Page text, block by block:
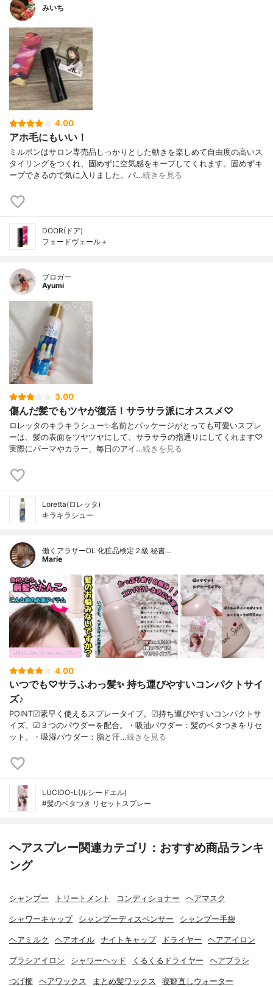
みいち
4.00
アホ毛にもいい！
ミルボンはサロン専売品しっかりとした動きを楽しめて自由度の高いス
タイリングをつくれ、固めずに空気感をキープしてくれます。固めずキ
ープできるので気に入りました。パ…続きを見る
DOOR(ドア)
フェードヴェール＋
ブロガー
Ayumi
3.00
傷んだ髪でもツヤが復活！サラサラ派にオススメ♡
ロレッタのキラキラシュー✨名前とパッケージがとっても可愛いスプレ
ーは、髪の表面をツヤツヤにして、サラサラの指通りにしてくれます♡
実際にパーマやカラー、毎日のアイ…続きを見る
Loretta(ロレッタ)
キラキラシュー
働くアラサーOL 化粧品検定２級 秘書…
Marie
4.00
いつでも♡サラふわっ髪✨ 持ち運びやすいコンパクトサイ
ズ♪
POINT☑素早く使えるスプレータイプ。☑持ち運びやすいコンパクトサ
イズ。☑３つのパウダーを配合。・吸油パウダー：髪のベタつきをリセ
ット。・吸湿パウダー：脂と汗…続きを見る
LUCIDO-L(ルシードエル)
#髪のベタつき リセットスプレー
ヘアスプレー関連カテゴリ：おすすめ商品ランキ
ング
シャンプー トリートメント コンディショナー ヘアマスク
シャワーキャップ シャンプーディスペンサー シャンプー手袋
ヘアミルク ヘアオイル ナイトキャップ ドライヤー ヘアアイロン
ブラシアイロン シャワーヘッド くるくるドライヤー ヘアブラシ
つげ櫛 ヘアワックス まとめ髪ワックス 寝癖直しウォーター